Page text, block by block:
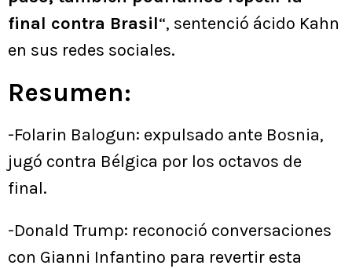
final contra Brasil“, sentenció ácido Kahn
en sus redes sociales.
Resumen:
-Folarin Balogun: expulsado ante Bosnia,
jugó contra Bélgica por los octavos de
final.
-Donald Trump: reconoció conversaciones
con Gianni Infantino para revertir esta